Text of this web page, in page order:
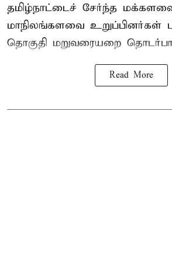
தமிழ்நாட்டைச் சேர்ந்த
மாநிலங்களவை உறுப்பினர்கள்
தொகுதி மறுவரையறை
Read More